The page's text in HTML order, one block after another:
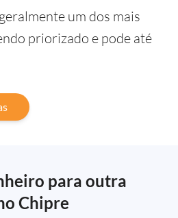
um dos mais
priorizado e pode até
para outra
Chipre